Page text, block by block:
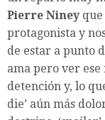
Pierre Nineyque
protagonista y
de estar a punto
ama pero ver
detención y, lo
die’ aún más